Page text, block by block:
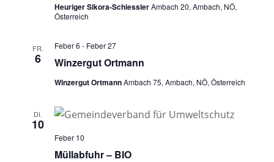
Heuriger Sikora-SchiesslerAmbach 20, Ambach, NÖ,
Österreich
FR.
6 Winzergut Ortmann
Feber 6 - Feber 27
Winzergut OrtmannAmbach 75, Ambach, NÖ, Österreich
DI.
10
Müllabfuhr – BIO
Feber 10